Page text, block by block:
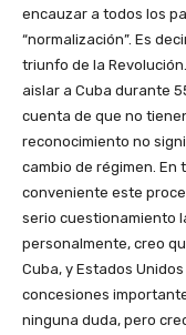
encauzar a todos los
“normalización”. Es
triunfo de la
aislar a Cuba durante
cuenta de que no
reconocimiento no
cambio de régimen. En
conveniente este
serio cuestionamiento
personalmente, creo
Cuba, y Estados
concesiones
ninguna duda, pero